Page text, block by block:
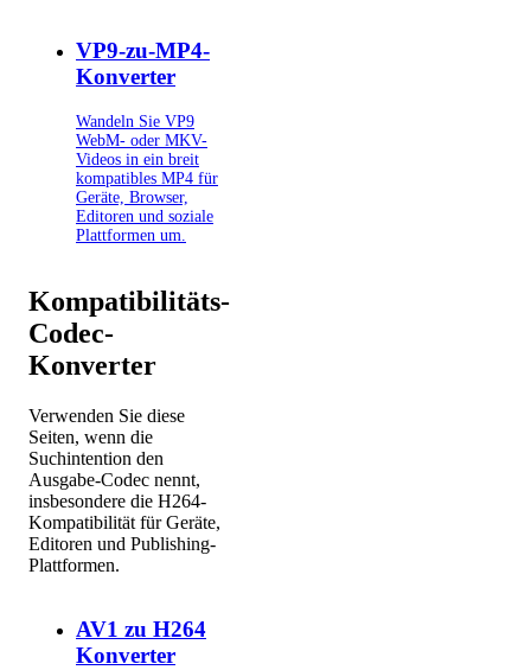
VP9-zu-MP4-
Konverter
Wandeln Sie VP9
WebM- oder MKV-
Videos in ein breit
kompatibles MP4 für
Geräte, Browser,
Editoren und soziale
Plattformen um.
Kompatibilitäts-
Codec-
Konverter
Verwenden Sie diese
Seiten, wenn die
Suchintention den
Ausgabe-Codec nennt,
insbesondere die H264-
Kompatibilität für Geräte,
Editoren und Publishing-
Plattformen.
AV1 zu H264
Konverter